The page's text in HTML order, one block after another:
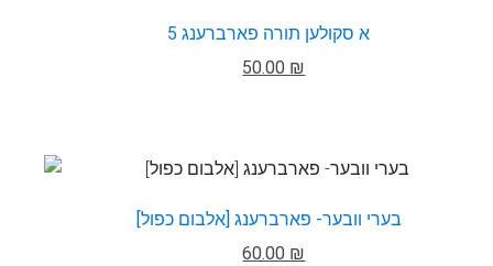
א סקולען תורה פארברענג 5
50.00 ₪
בערי וובער- פארברענג [אלבום כפול]
60.00 ₪